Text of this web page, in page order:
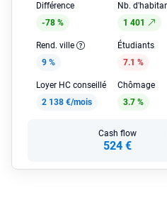
Différence
-78 %
Nb.
1 401
Rend. ville
9 %
Étudiants
7.1 %
Loyer HC conseillé
2 138 €/mois
Chômage
3.7 %
Cash flow
524 €